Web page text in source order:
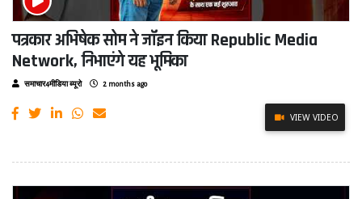
पत्रकार अभिषेक सोम ने जॉइन किया Republic Media
Network, निभाएंगे यह भूमिका
समाचार4मीडिया ब्यूरो 2 months ago
VIEW VIDEO